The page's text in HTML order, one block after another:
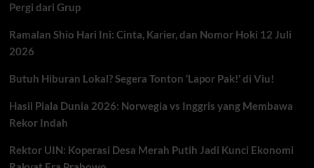
Pergi dari Grup
Ramalan Shio Hari Ini: Cinta, Karier, dan Nomor Hoki 12 Juli
2026
Butuh Hiburan Lokal? Segera Tonton ‘Lapor Pak!’ di Viu!
Hasil Piala Dunia 2026: Norwegia vs Inggris yang Membawa
Rekor Indah
Rektor UIN: Koperasi Desa Merah Putih Jadi Kunci Ekonomi